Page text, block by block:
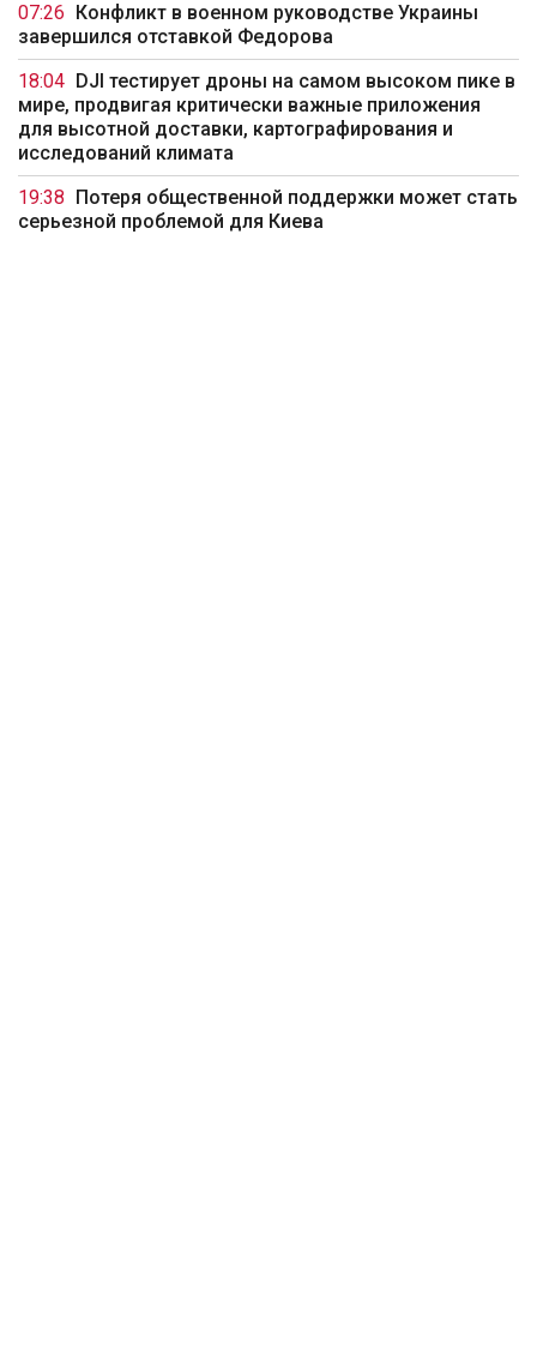
07:26
Конфликт в военном руководстве Украины
завершился отставкой Федорова
18:04
DJI тестирует дроны на самом высоком пике в
мире, продвигая критически важные приложения
для высотной доставки, картографирования и
исследований климата
19:38
Потеря общественной поддержки может стать
серьезной проблемой для Киева